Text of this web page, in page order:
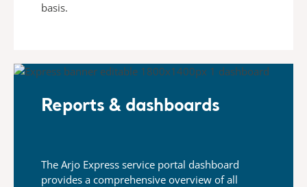
basis.
Reports & dashboards
The Arjo Express service portal dashboard
provides a comprehensive overview of all